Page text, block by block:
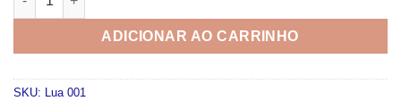
era:
R$14,99.
é:
R$9,99.
ADICIONAR AO CARRINHO
SKU: Lua 001